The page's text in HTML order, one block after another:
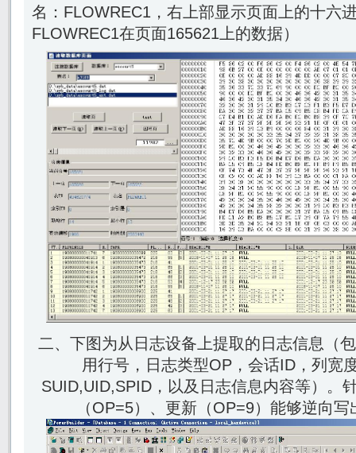
名：FLOWREC1，右上部显示页面上的十六
FLOWREC1在页面165621上的数据）
二、下图为从日志设备上提取的日志信息（
用行号，日志类型OP，会话ID，列宽
SUID,UID,SPID，以及日志信息内容等）。
（OP=5）、更新（OP=9）能够逆向